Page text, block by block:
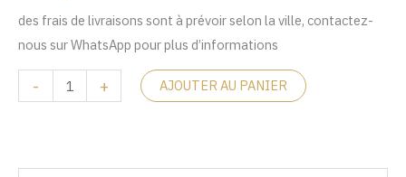
des frais de livraisons sont à prévoir selon la ville, contactez-
nous sur WhatsApp pour plus d’informations
-
Blue
+ AJOUTER AU PANIER